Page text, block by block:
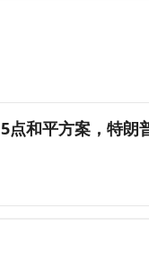
点和平方案，特朗